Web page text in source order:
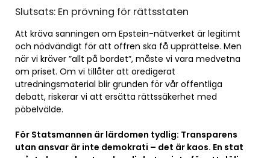
Slutsats: En prövning för rättsstaten
Att kräva sanningen om Epstein-nätverket är legitimt
och nödvändigt för att offren ska få upprättelse. Men
när vi kräver ”allt på bordet”, måste vi vara medvetna
om priset. Om vi tillåter att oredigerat
utredningsmaterial blir grunden för vår offentliga
debatt, riskerar vi att ersätta rättssäkerhet med
pöbelvälde.
För Statsmannen är lärdomen tydlig: Transparens
utan ansvar är inte demokrati – det är kaos. En stat